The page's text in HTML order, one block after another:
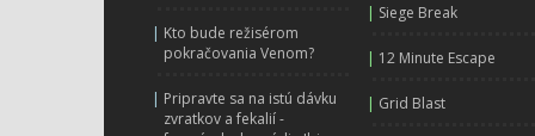
| Kto bude režisérom
pokračovania Venom?
| Pripravte sa na istú dávku
zvratkov a fekalií -
| Siege Break
| 12 Minute Escape
| Grid Blast